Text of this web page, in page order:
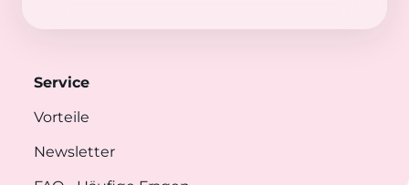
Service
Vorteile
Newsletter